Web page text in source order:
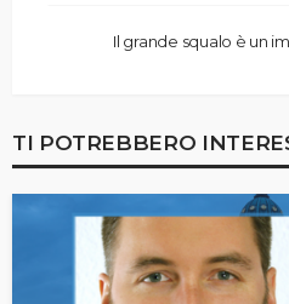
Il grande squalo è un
TI POTREBBERO